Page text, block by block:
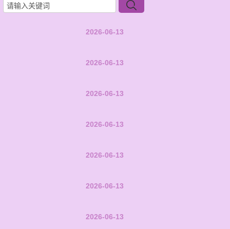
2026-06-13
2026-06-13
2026-06-13
2026-06-13
2026-06-13
2026-06-13
2026-06-13